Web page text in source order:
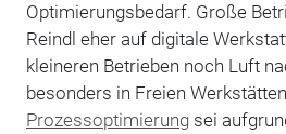
Optimierungsbedarf. Große
Reindl eher auf digitale
kleineren Betrieben noch Luft
besonders in Freien
Prozessoptimierungsei